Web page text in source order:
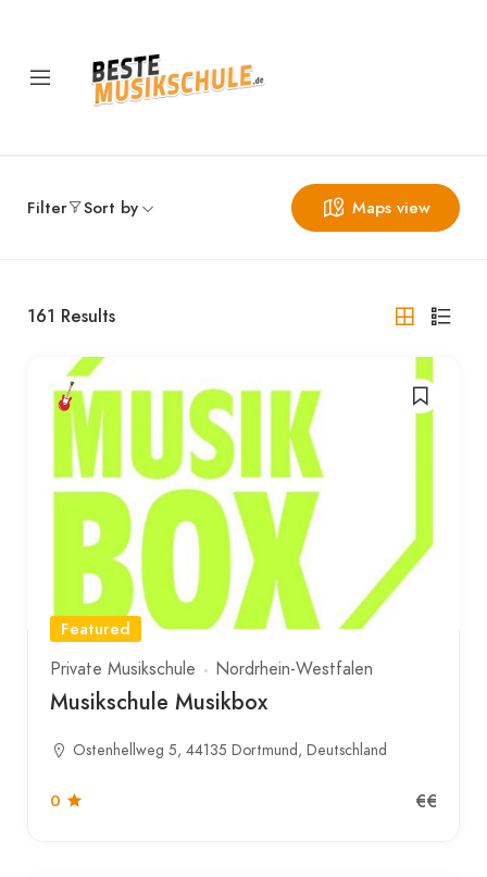
Filter Sort by Maps view
161 Results
Featured
Private Musikschule
Nordrhein-Westfalen
Musikschule Musikbox
Ostenhellweg 5, 44135 Dortmund, Deutschland
0 €€